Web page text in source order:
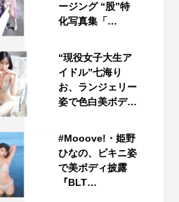
ージング “股”特
化写真集「…
“現役女子大生ア
イドル”七海り
お、ランジェリー
姿で色白美ボデ…
#Mooove!・姫野
ひなの、ビキニ姿
で美ボディ披露
『BLT…